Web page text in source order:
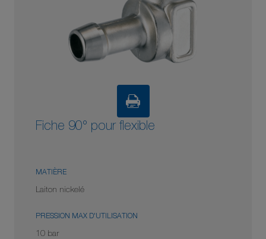
Fiche 90° pour flexible
MATIÈRE
Laiton nickelé
PRESSION MAX D'UTILISATION
10 bar